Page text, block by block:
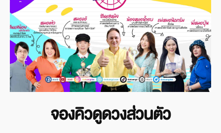
จองคิวดูดวงส่วนตัว